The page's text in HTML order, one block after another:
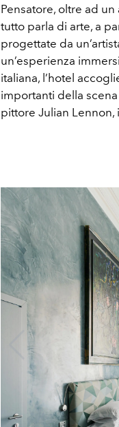
Pensatore, oltre ad un
tutto parla di arte, a
progettate da
un’esperienza
italiana, l’hotel
importanti della
pittore Julian Lennon,